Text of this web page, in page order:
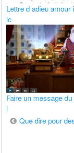
Lettre d adieu amour
le
Faire un message
l
Navigation
Que dire pour